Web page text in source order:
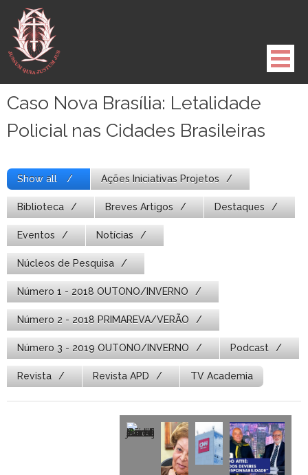
para
conteúdo
Caso Nova Brasília: Letalidade
Policial nas Cidades Brasileiras
Show all Ações Iniciativas Projetos
Biblioteca Breves Artigos Destaques
Eventos Notícias
Núcleos de Pesquisa
Número 1 - 2018 OUTONO/INVERNO
Número 2 - 2018 PRIMAREVA/VERÃO
Número 3 - 2019 OUTONO/INVERNO Podcast
Revista Revista APD TV Academia